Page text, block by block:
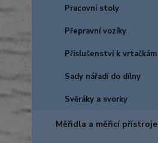
Pracovní stoly
Přepravní vozíky
Příslušenství k vrtačkám
Sady nářadí do dílny
Svěráky a svorky
Měřidla a měřicí přístroje